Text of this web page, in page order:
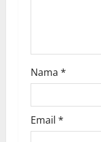
Nama *
Email *